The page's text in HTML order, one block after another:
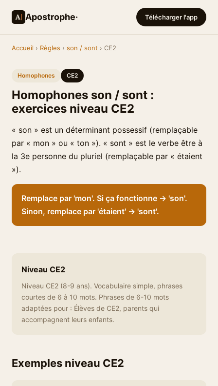
Apostrophe· Télécharger l'app
Accueil › Règles › son / sont › CE2
Homophones CE2
Homophones son / sont :
exercices niveau CE2
« son » est un déterminant possessif (remplaçable
par « mon » ou « ton »). « sont » est le verbe être à
la 3e personne du pluriel (remplaçable par « étaient
»).
Remplace par 'mon'. Si ça fonctionne → 'son'.
Sinon, remplace par 'étaient' → 'sont'.
Niveau CE2
Niveau CE2 (8-9 ans). Vocabulaire simple, phrases
courtes de 6 à 10 mots. Phrases de 6-10 mots
adaptées pour : Élèves de CE2, parents qui
accompagnent leurs enfants.
Exemples niveau CE2